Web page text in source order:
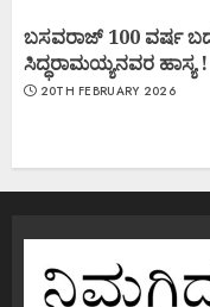
ಬಸವರಾಜ್ 100 ವರ್ಷ
ಸಿದ್ಧರಾಮಯ್ಯನವರ ಹಾಸ್ಯ !
20TH FEBRUARY 2026